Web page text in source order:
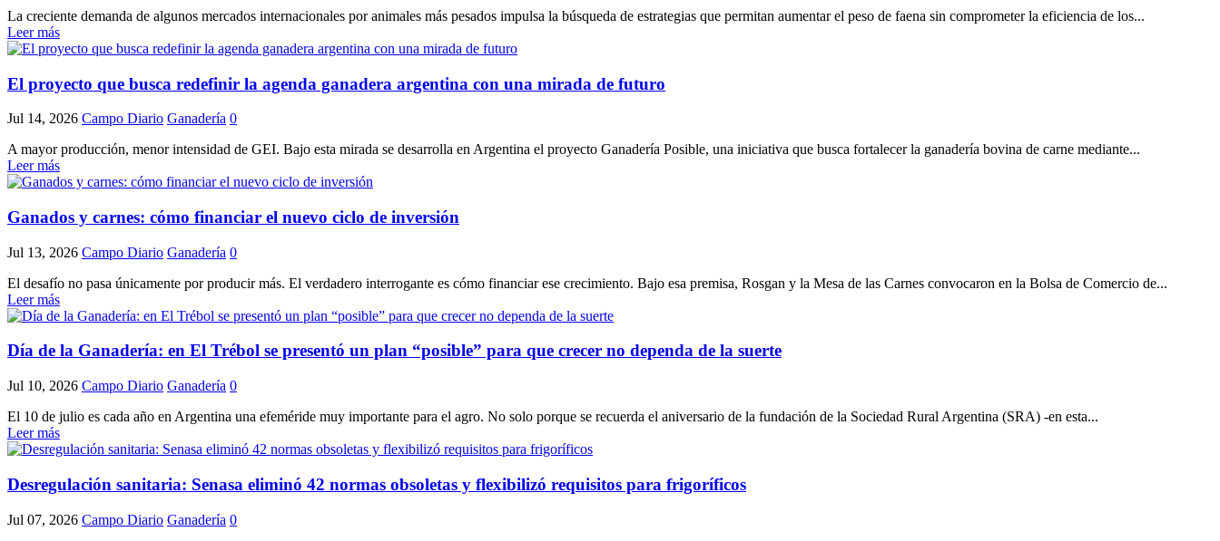
La creciente demanda de algunos mercados internacionales por animales más pesados impulsa la búsqueda de estrategias que permitan aumentar el peso de faena sin comprometer la eficiencia de los...
Leer más
El proyecto que busca redefinir la agenda ganadera argentina con una mirada de futuro
Jul 14, 2026 Campo Diario Ganadería 0
A mayor producción, menor intensidad de GEI. Bajo esta mirada se desarrolla en Argentina el proyecto Ganadería Posible, una iniciativa que busca fortalecer la ganadería bovina de carne mediante...
Leer más
Ganados y carnes: cómo financiar el nuevo ciclo de inversión
Jul 13, 2026 Campo Diario Ganadería 0
El desafío no pasa únicamente por producir más. El verdadero interrogante es cómo financiar ese crecimiento. Bajo esa premisa, Rosgan y la Mesa de las Carnes convocaron en la Bolsa de Comercio de...
Leer más
Día de la Ganadería: en El Trébol se presentó un plan “posible” para que crecer no dependa de la suerte
Jul 10, 2026 Campo Diario Ganadería 0
El 10 de julio es cada año en Argentina una efeméride muy importante para el agro. No solo porque se recuerda el aniversario de la fundación de la Sociedad Rural Argentina (SRA) -en esta...
Leer más
Desregulación sanitaria: Senasa eliminó 42 normas obsoletas y flexibilizó requisitos para frigoríficos
Jul 07, 2026 Campo Diario Ganadería 0